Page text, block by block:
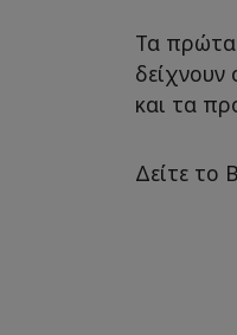
Τα πρώτα
δείχνουν
και τα
Δείτε το